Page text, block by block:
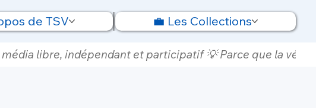
de TSV 💼 Les Collections
libre, indépendant et participatif 💡 Parce que la